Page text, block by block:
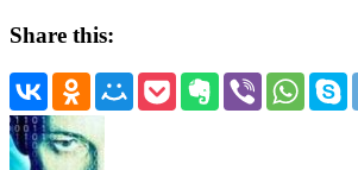
Share this: